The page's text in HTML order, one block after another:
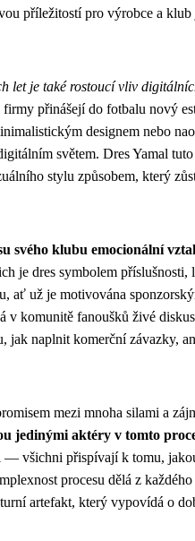
příležitostí pro výrobce a
let je také rostoucí vliv
firmy přinášejí do fotbalu nový
designem nebo
světem. Dres Yamal tuto
stylu způsobem, který
svého klubu emocionální
je dres symbolem příslušnosti,
ať už je motivována
v komunitě fanoušků živé
jak naplnit komerční závazky,
mezi mnoha silami a
jedinými aktéry v tomto
— všichni přispívají k tomu,
procesu dělá z
artefakt, který vypovídá o